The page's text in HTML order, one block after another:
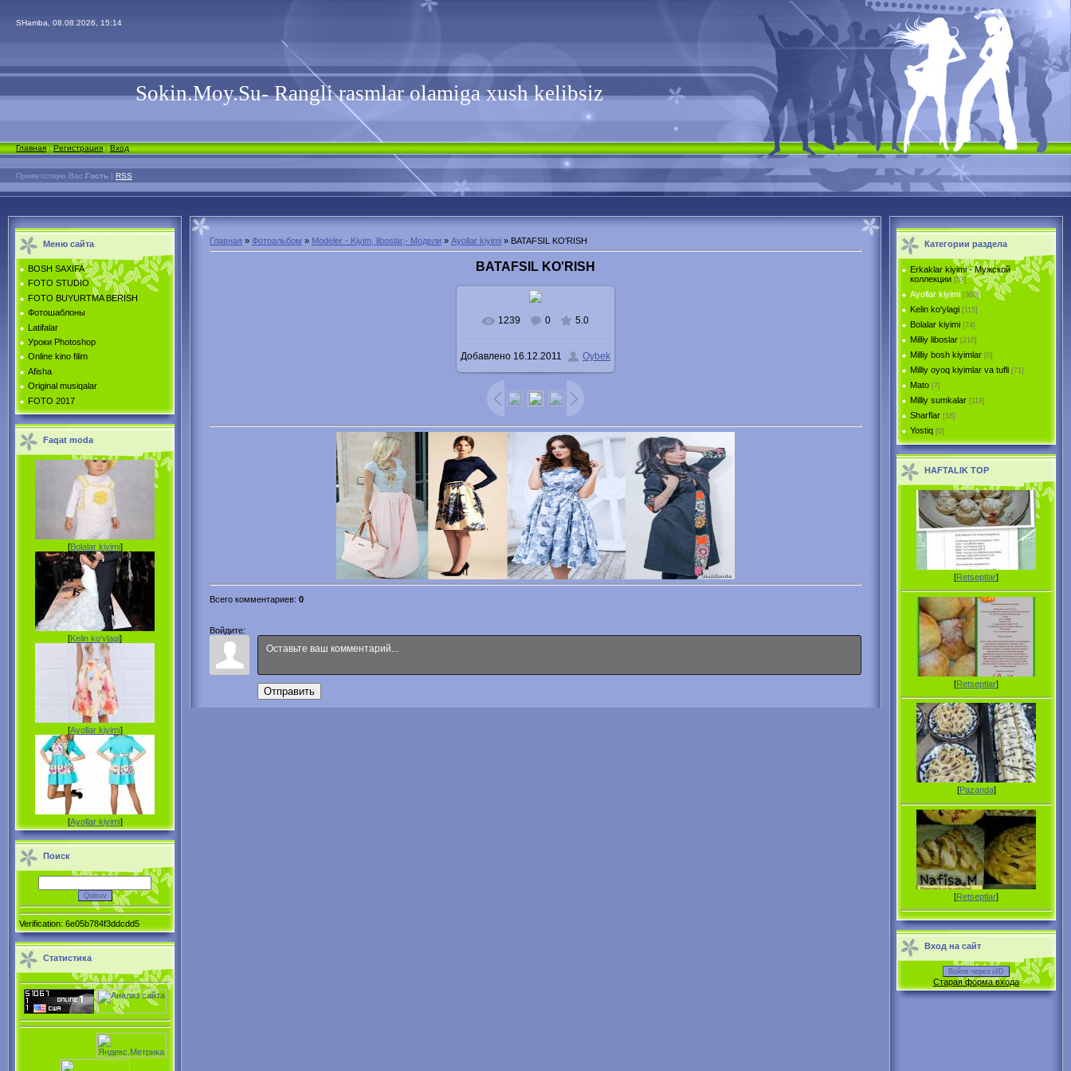
SHamba, 08.08.2026, 15:14
Sokin.Moy.Su- Rangli rasmlar olamiga xush kelibsiz
Главная|Регистрация|Вход
Приветствую Вас Гость | RSS
Меню сайта
BOSH SAXIFA
FOTO STUDIO
FOTO BUYURTMA BERISH
Фотошаблоны
Latifalar
Уроки Photoshop
Online kino filim
Afisha
Original musiqalar
FOTO 2017
Faqat moda
[Bolalar kiyimi]
[Kelin ko'ylagi]
[Ayollar kiyimi]
[Ayollar kiyimi]
Поиск
Verification: 6e05b784f3ddcdd5
Статистика
Главная » Фотоальбом » Modeler - Kiyim, liboslar,- Модели » Ayollar kiyimi » BATAFSIL KO'RISH
BATAFSIL KO'RISH
1239 0 5.0
Добавлено 16.12.2011 Oybek
Всего комментариев: 0
Войдите:
Отправить
Категории раздела
Erkaklar kiyimi - Mужской
коллекции [53]
Ayollar kiyimi [360]
Kelin ko'ylagi [115]
Bolalar kiyimi [74]
Milliy liboslar [210]
Milliy bosh kiyimlar [0]
Milliy oyoq kiyimlar va tufli [71]
Mato [7]
Milliy sumkalar [118]
Sharflar [18]
Yostiq [0]
HAFTALIK TOP
[Retseptlar]
[Retseptlar]
[Pazanda]
[Retseptlar]
Вход на сайт
Войти через uID
Старая форма входа